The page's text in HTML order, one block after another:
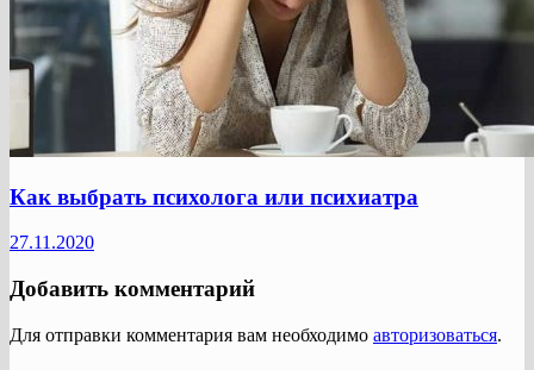
Как выбрать психолога или психиатра
27.11.2020
Добавить комментарий
Для отправки комментария вам необходимо авторизоваться.